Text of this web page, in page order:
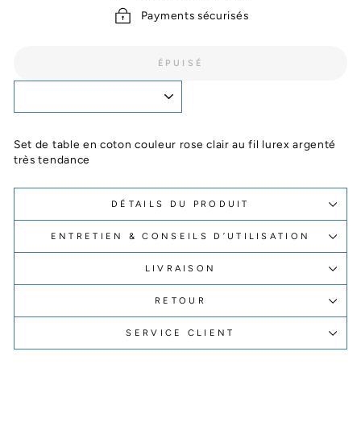
Payments sécurisés
ÉPUISÉ
Set de table en coton couleur rose clair au fil lurex argenté
très tendance
DÉTAILS DU PRODUIT
ENTRETIEN & CONSEILS D’UTILISATION
LIVRAISON
RETOUR
SERVICE CLIENT